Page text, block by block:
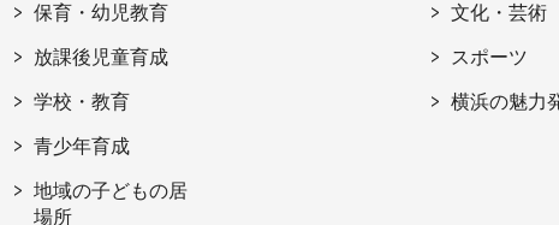
保育・幼児教育
放課後児童育成
学校・教育
青少年育成
地域の子どもの居
場所
文化・芸術
スポーツ
横浜の魅力